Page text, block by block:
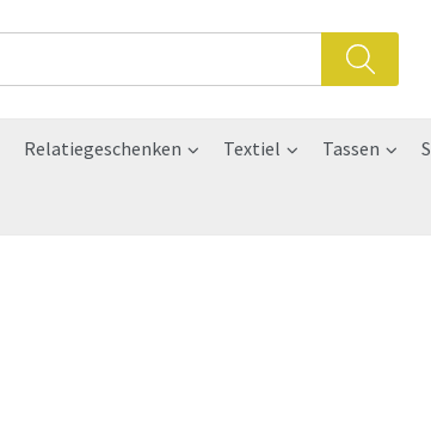
Relatiegeschenken Textiel Tassen